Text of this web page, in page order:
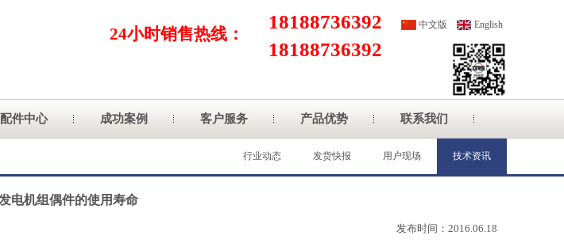
中文版 English
24小时销售热线：
18188736392
18188736392
配件中心 成功案例 客户服务 产品优势 联系我们
行业动态 发货快报 用户现场 技术资讯
电机组偶件的使用寿命
发布时间：2016.06.18